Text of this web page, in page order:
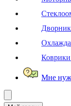
Мне